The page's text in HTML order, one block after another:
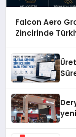
Falcon Aero
Zincirinde